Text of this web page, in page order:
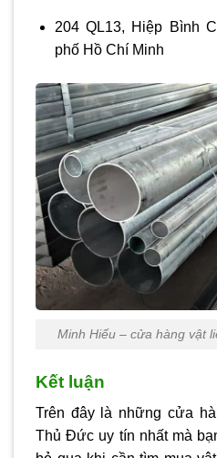
204 QL13, Hiệp Bình
phố Hồ Chí Minh
Minh Hiếu – cửa hàng vật
Kết luận
Trên đây là những cửa
Thủ Đức uy tín nhất mà